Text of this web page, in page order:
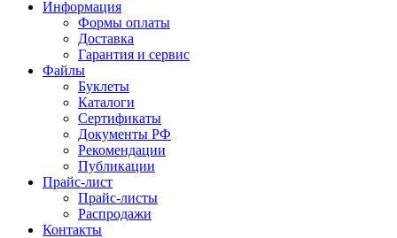
Информация
Формы оплаты
Доставка
Гарантия и сервис
Файлы
Буклеты
Каталоги
Сертификаты
Документы РФ
Рекомендации
Публикации
Прайс-лист
Прайс-листы
Распродажи
Контакты